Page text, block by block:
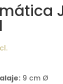
9 cm Ø